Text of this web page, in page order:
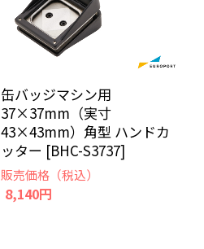
缶バッジマシン用
37×37mm（実寸
43×43mm）角型 ハンドカ
ッター [BHC-S3737]
販売価格（税込）
8,140円